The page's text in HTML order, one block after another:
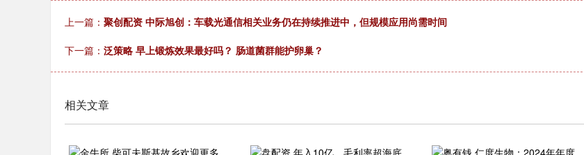
上一篇： 聚创配资 中际旭创：车载光通信相关业务仍在持续推进中，但规模应用尚需时间
下一篇： 泛策略 早上锻炼效果最好吗？ 肠道菌群能护卵巢？
相关文章